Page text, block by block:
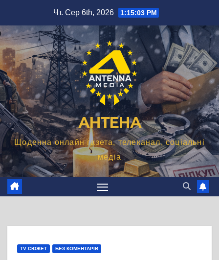
вмісту
Чт. Сер 6th, 2026 1:15:04 PM
АНТЕНА
Щоденна онлайн газета, телеканал, соціальні
медіа
TV СЮЖЕТ БЕЗ КОМЕНТАРІВ